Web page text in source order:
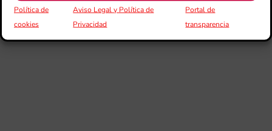
Política de
cookies
Aviso Legal y Política de
Privacidad
Portal de
transparencia